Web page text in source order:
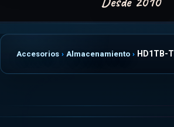
Accesorios Almacenamiento HD1TB-T